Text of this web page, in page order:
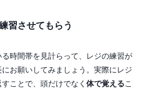
習させてもらう
時間帯を見計らって、レジの練習が
お願いしてみましょう。実際にレジ
ことで、頭だけでなく 体で覚えるこ